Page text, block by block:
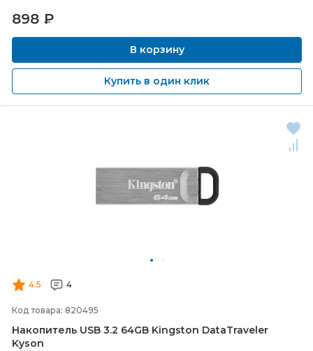
898 ₽
В корзину
Купить в один клик
4.5 4
Код товара: 820495
Накопитель USB 3.2 64GB Kingston DataTraveler
Kyson